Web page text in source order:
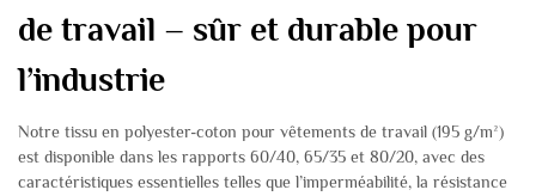
de travail – sûr et durable pour
l’industrie
Notre tissu en polyester-coton pour vêtements de travail (195 g/m²)
est disponible dans les rapports 60/40, 65/35 et 80/20, avec des
caractéristiques essentielles telles que l’imperméabilité, la résistance